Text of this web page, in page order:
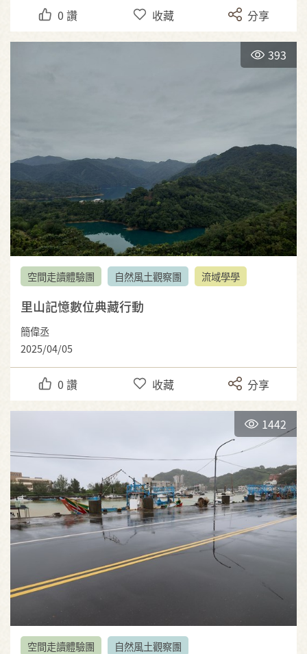
0 讚 收藏 分享
393
空間走讀體驗團 自然風土觀察團 流域學學
里山記憶數位典藏行動
簡偉丞
2025/04/05
0 讚 收藏 分享
1442
空間走讀體驗團 自然風土觀察團